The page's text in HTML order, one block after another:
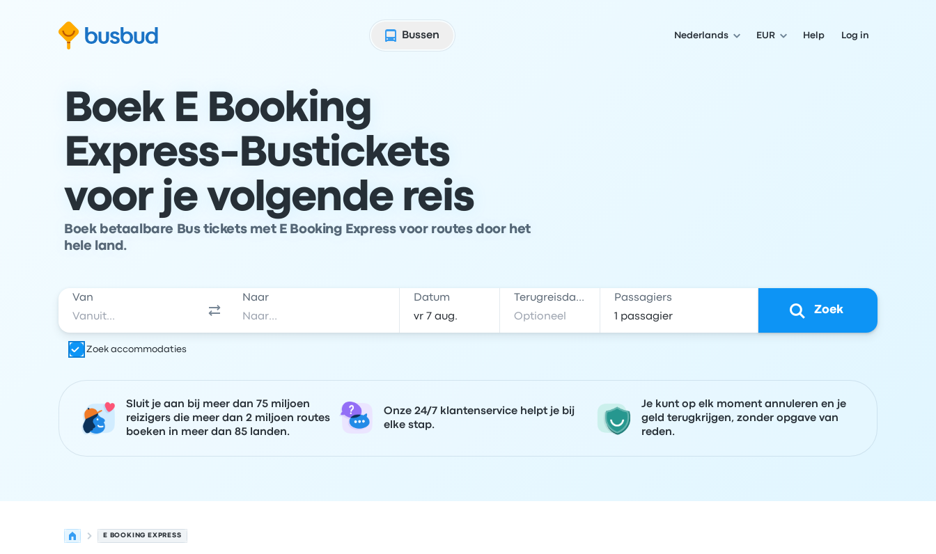
Bussen
Nederlands EUR Help Log in
Boek E Booking
Express-Bustickets
voor je volgende reis
Boek betaalbare Bus tickets met E Booking Express voor routes door het
hele land.
Van Naar Datum Terugreisdatum Passagiers
Zoek
Zoek accommodaties
Sluit je aan bij meer dan 75 miljoen
reizigers die meer dan 2 miljoen routes
boeken in meer dan 85 landen.
Onze 24/7 klantenservice helpt je bij
elke stap.
Je kunt op elk moment annuleren en je
geld terugkrijgen, zonder opgave van
reden.
E BOOKING EXPRESS